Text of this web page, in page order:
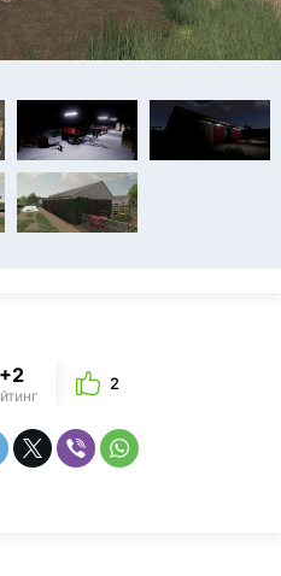
+2 2